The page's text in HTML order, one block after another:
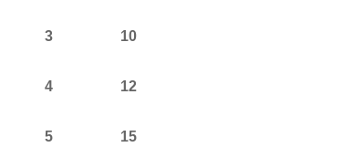
3 10
4 12
5 15